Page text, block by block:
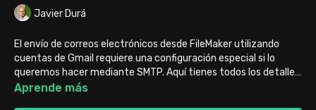
Javier Durá
El envío de correos electrónicos desde FileMaker utilizando
cuentas de Gmail requiere una configuración especial si lo
queremos hacer mediante SMTP. Aquí tienes todos los detalles
para que tus correos se envíen correctamente.
Aprende más